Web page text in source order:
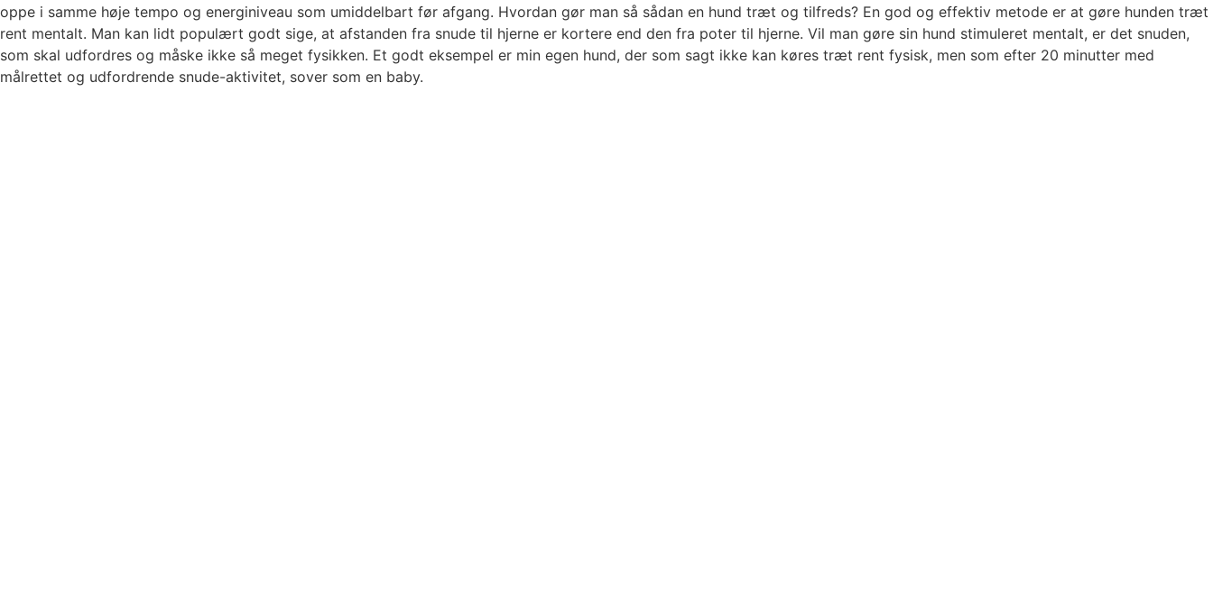
oppe i samme høje tempo og energiniveau som umiddelbart før afgang. Hvordan gør man så sådan en hund træt og tilfreds? En god og effektiv metode er at gøre hunden træt
rent mentalt. Man kan lidt populært godt sige, at afstanden fra snude til hjerne er kortere end den fra poter til hjerne. Vil man gøre sin hund stimuleret mentalt, er det snuden,
som skal udfordres og måske ikke så meget fysikken. Et godt eksempel er min egen hund, der som sagt ikke kan køres træt rent fysisk, men som efter 20 minutter med
målrettet og udfordrende snude-aktivitet, sover som en baby.